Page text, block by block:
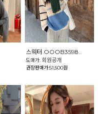
스웨터 OOOB3598..
도매가:회원공개
권장판매가:51,500원